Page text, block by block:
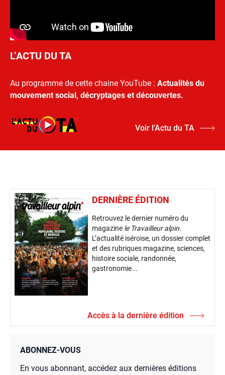
L’ACTU DU TA
Au programme de cette chaine YouTube : Actualités du
mouvement social, décryptages et découvertes.
Voir l’Actu du TA
DERNIÈRE ÉDITION
Retrouvez le dernier numéro du
magazine le Travailleur alpin.
L’actualité iséroise, un dossier complet
et des rubriques magazine, sciences,
histoire sociale, randonnée,
gastronomie...
Accès à la dernière édition
ABONNEZ-VOUS
En vous abonnant, accédez aux dernières éditions